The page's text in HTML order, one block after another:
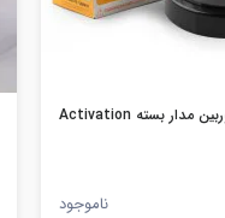
ماکت دوربین مدار بسته Activation
ناموجود